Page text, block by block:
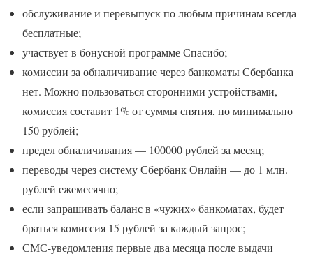
обслуживание и перевыпуск по любым причинам всегда
бесплатные;
участвует в бонусной программе Спасибо;
комиссии за обналичивание через банкоматы Сбербанка
нет. Можно пользоваться сторонними устройствами,
комиссия составит 1% от суммы снятия, но минимально
150 рублей;
предел обналичивания — 100000 рублей за месяц;
переводы через систему Сбербанк Онлайн — до 1 млн.
рублей ежемесячно;
если запрашивать баланс в «чужих» банкоматах, будет
браться комиссия 15 рублей за каждый запрос;
СМС-уведомления первые два месяца после выдачи